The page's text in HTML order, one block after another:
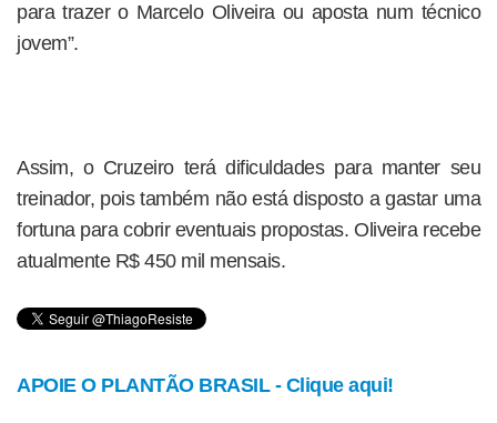
para trazer o Marcelo Oliveira ou aposta num técnico
jovem”.
Assim, o Cruzeiro terá dificuldades para manter seu
treinador, pois também não está disposto a gastar uma
fortuna para cobrir eventuais propostas. Oliveira recebe
atualmente R$ 450 mil mensais.
APOIE O PLANTÃO BRASIL - Clique aqui!